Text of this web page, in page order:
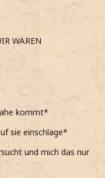
WÄREN
kommt*
sie einschlage*
und mich das nur